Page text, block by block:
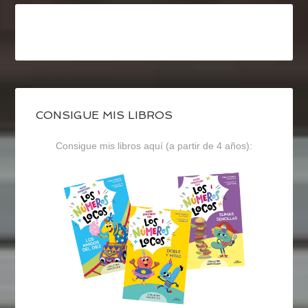
CONSIGUE MIS LIBROS
Consigue mis libros aquí (a partir de 4 años):